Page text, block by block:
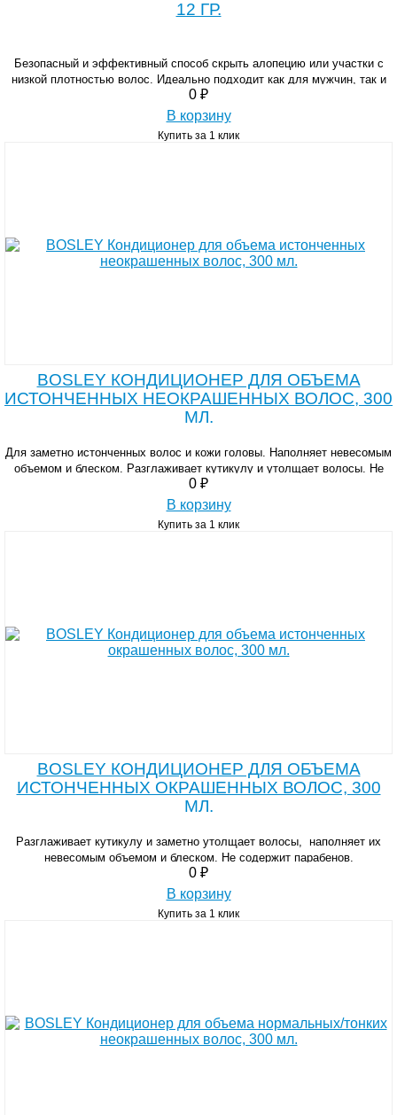
12 ГР.
Безопасный и эффективный способ скрыть алопецию или участки с
низкой плотностью волос. Идеально подходит как для мужчин, так и
для женщин.
0 ₽
В корзину
Купить за 1 клик
BOSLEY КОНДИЦИОНЕР ДЛЯ ОБЪЕМА
ИСТОНЧЕННЫХ НЕОКРАШЕННЫХ ВОЛОС, 300
МЛ.
Для заметно истонченных волос и кожи головы. Наполняет невесомым
объемом и блеском. Разглаживает кутикулу и утолщает волосы. Не
содержит парабенов.
0 ₽
В корзину
Купить за 1 клик
BOSLEY КОНДИЦИОНЕР ДЛЯ ОБЪЕМА
ИСТОНЧЕННЫХ ОКРАШЕННЫХ ВОЛОС, 300
МЛ.
Разглаживает кутикулу и заметно утолщает волосы, наполняет их
невесомым объемом и блеском. Не содержит парабенов.
0 ₽
В корзину
Купить за 1 клик